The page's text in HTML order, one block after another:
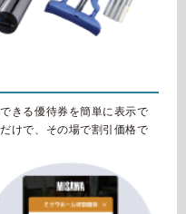
きる優待券を簡単に表示で
けで、その場で割引価格で